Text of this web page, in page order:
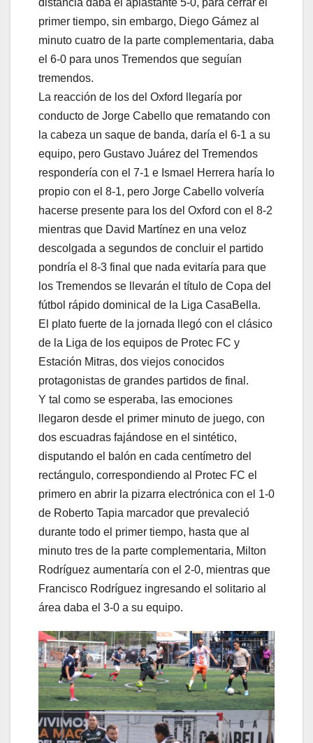
distancia daba el aplastante 5-0, para cerrar el
primer tiempo, sin embargo, Diego Gámez al
minuto cuatro de la parte complementaria, daba
el 6-0 para unos Tremendos que seguían
tremendos.
La reacción de los del Oxford llegaría por
conducto de Jorge Cabello que rematando con
la cabeza un saque de banda, daría el 6-1 a su
equipo, pero Gustavo Juárez del Tremendos
respondería con el 7-1 e Ismael Herrera haría lo
propio con el 8-1, pero Jorge Cabello volvería
hacerse presente para los del Oxford con el 8-2
mientras que David Martínez en una veloz
descolgada a segundos de concluir el partido
pondría el 8-3 final que nada evitaría para que
los Tremendos se llevarán el título de Copa del
fútbol rápido dominical de la Liga CasaBella.
El plato fuerte de la jornada llegó con el clásico
de la Liga de los equipos de Protec FC y
Estación Mitras, dos viejos conocidos
protagonistas de grandes partidos de final.
Y tal como se esperaba, las emociones
llegaron desde el primer minuto de juego, con
dos escuadras fajándose en el sintético,
disputando el balón en cada centímetro del
rectángulo, correspondiendo al Protec FC el
primero en abrir la pizarra electrónica con el 1-0
de Roberto Tapia marcador que prevaleció
durante todo el primer tiempo, hasta que al
minuto tres de la parte complementaria, Milton
Rodríguez aumentaría con el 2-0, mientras que
Francisco Rodríguez ingresando el solitario al
área daba el 3-0 a su equipo.